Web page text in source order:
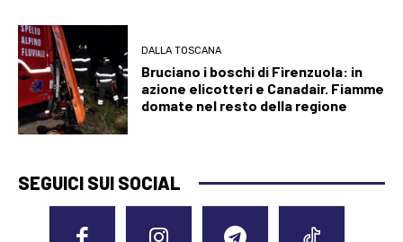
DALLA TOSCANA
Bruciano i boschi di Firenzuola: in
azione elicotteri e Canadair. Fiamme
domate nel resto della regione
SEGUICI SUI SOCIAL